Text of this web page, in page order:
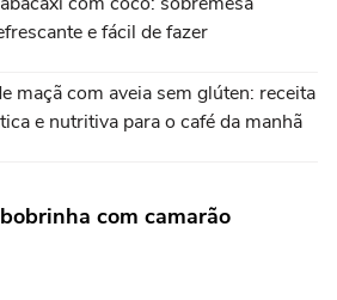
e fácil de fazer
maçã com aveia sem glúten: receita
e nutritiva para o café da manhã
com camarão